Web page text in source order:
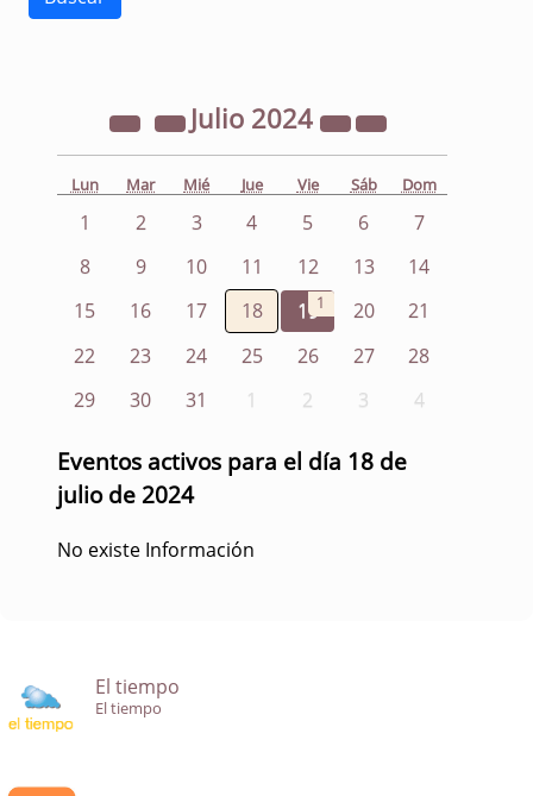
Julio 2024
Lun Mar Mié Jue Vie Sáb Dom
1 2 3 4 5 6
7
8
9 10 11 12 13
14
15
16 17 18 191 20
21
22
23 24 25 26 27
28
29
30 31 1 2 3 4
Eventos activos para el día 18 de
julio de 2024
No existe Información
El tiempo
El tiempo